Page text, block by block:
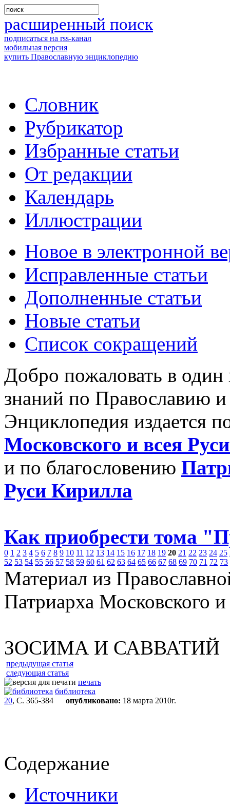
расширенный поиск
подписаться на rss-канал
мобильная версия
купить Православную энциклопедию
Словник
Рубрикатор
Избранные статьи
От редакции
Календарь
Иллюстрации
Новое в электронной
Исправленные статьи
Дополненные статьи
Новые статьи
Список сокращений
Добро пожаловать в
знаний по Православию
Энциклопедия издается
Московского и всея
и по благословению
Руси Кирилла
Как приобрести тома
0 1 2 3 4 5 6 7 8 9 10 11 12 13 14 15 16 17 18 19 20 21 22 23 24 25
52 53 54 55 56 57 58 59 60 61 62 63 64 65 66 67 68 69 70 71 72 73
Материал из
Патриарха Московского
ЗОСИМА И САВВАТИЙ
предыдущая статья
следующая статья
печать
библиотека
20, С. 365-384 опубликовано: 18 марта 2010г.
Содержание
Источники